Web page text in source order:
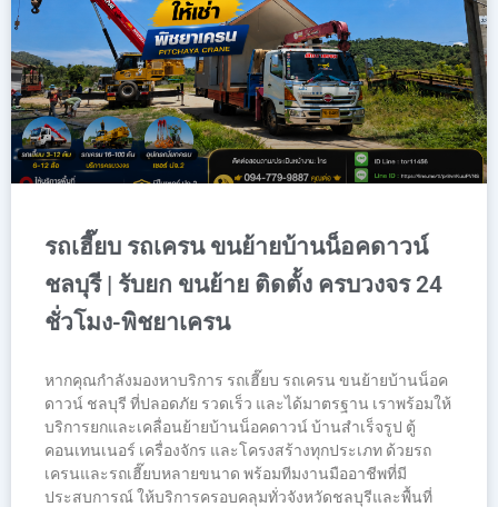
รถเฮี๊ยบ รถเครน ขนย้ายบ้านน็อคดาวน์
ชลบุรี | รับยก ขนย้าย ติดตั้ง ครบวงจร 24
ชั่วโมง-พิชยาเครน
หากคุณกำลังมองหาบริการ รถเฮี๊ยบ รถเครน ขนย้ายบ้านน็อค
ดาวน์ ชลบุรี ที่ปลอดภัย รวดเร็ว และได้มาตรฐาน เราพร้อมให้
บริการยกและเคลื่อนย้ายบ้านน็อคดาวน์ บ้านสำเร็จรูป ตู้
คอนเทนเนอร์ เครื่องจักร และโครงสร้างทุกประเภท ด้วยรถ
เครนและรถเฮี๊ยบหลายขนาด พร้อมทีมงานมืออาชีพที่มี
ประสบการณ์ ให้บริการครอบคลุมทั่วจังหวัดชลบุรีและพื้นที่